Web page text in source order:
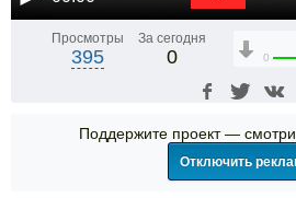
Просмотры
395
За сегодня
0 0
Поддержите проект —
Отключить